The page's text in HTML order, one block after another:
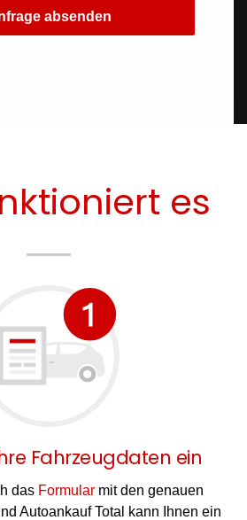
absenden
es
Fahrzeugdaten ein
das Formular mit den genauen
Autoankauf Total kann Ihnen ein